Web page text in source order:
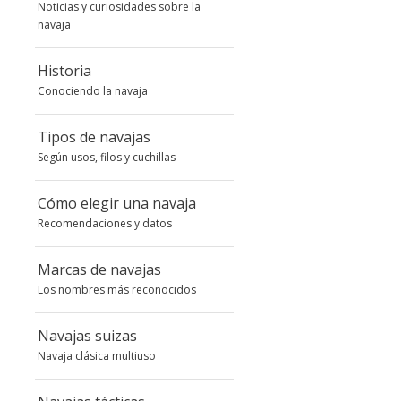
Noticias y curiosidades sobre la
navaja
Historia
Conociendo la navaja
Tipos de navajas
Según usos, filos y cuchillas
Cómo elegir una navaja
Recomendaciones y datos
Marcas de navajas
Los nombres más reconocidos
Navajas suizas
Navaja clásica multiuso